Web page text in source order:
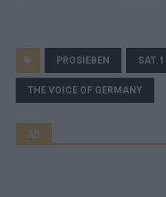
PROSIEBEN SAT.1
THE VOICE OF GERMANY
AD